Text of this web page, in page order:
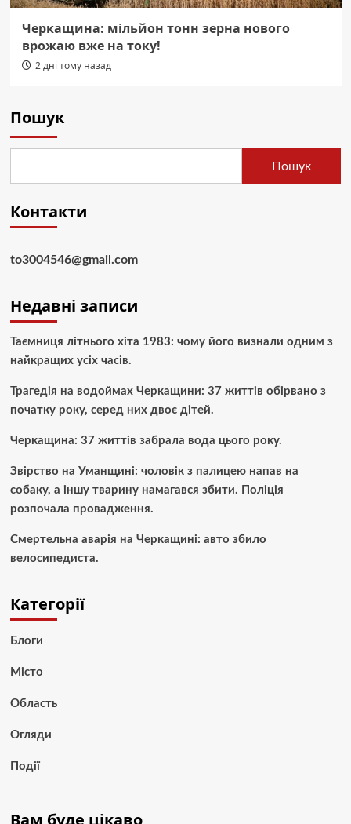
Черкащина: мільйон тонн зерна нового
врожаю вже на току!
2 дні тому назад
Пошук
Пошук
Контакти
to3004546@gmail.com
Недавні записи
Таємниця літнього хіта 1983: чому його визнали одним з
найкращих усіх часів.
Трагедія на водоймах Черкащини: 37 життів обірвано з
початку року, серед них двоє дітей.
Черкащина: 37 життів забрала вода цього року.
Звірство на Уманщині: чоловік з палицею напав на
собаку, а іншу тварину намагався збити. Поліція
розпочала провадження.
Смертельна аварія на Черкащині: авто збило
велосипедиста.
Категорії
Блоги
Місто
Область
Огляди
Події